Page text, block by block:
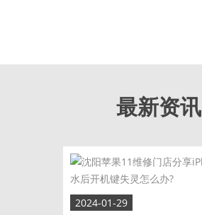
最新资讯
2024-01-29